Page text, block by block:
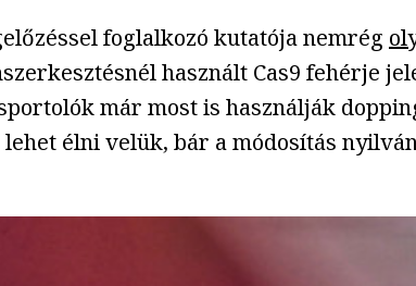
foglalkozó kutatója nemrég
használt Cas9 fehérje
már most is használják
élni velük, bár a módosítás